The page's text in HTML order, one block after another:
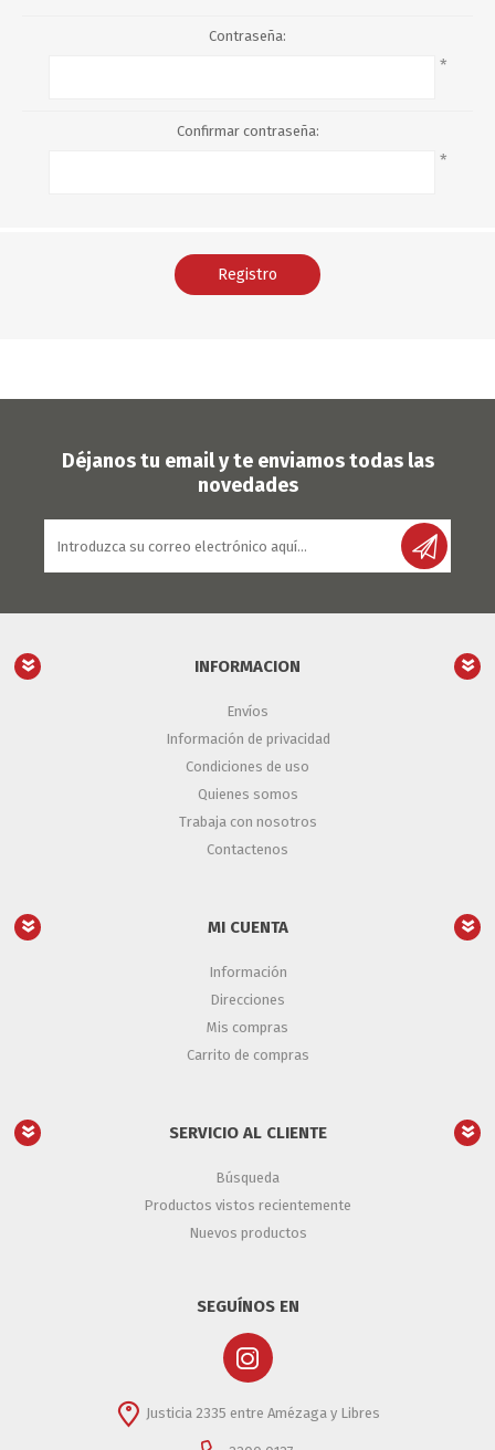
Contraseña:
*
Confirmar contraseña:
*
Déjanos tu email y te enviamos todas las
novedades
INFORMACION
Envíos
Información de privacidad
Condiciones de uso
Quienes somos
Trabaja con nosotros
Contactenos
MI CUENTA
Información
Direcciones
Mis compras
Carrito de compras
SERVICIO AL CLIENTE
Búsqueda
Productos vistos recientemente
Nuevos productos
SEGUÍNOS EN
Justicia 2335 entre Amézaga y Libres